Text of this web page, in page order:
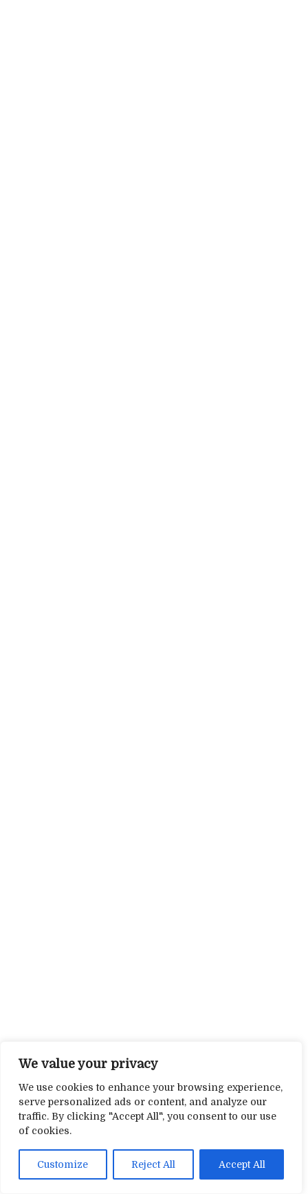
We value your privacy
We use cookies to enhance your browsing experience,
serve personalized ads or content, and analyze our
traffic. By clicking "Accept All", you consent to our use
of cookies.
Customize Reject All Accept All